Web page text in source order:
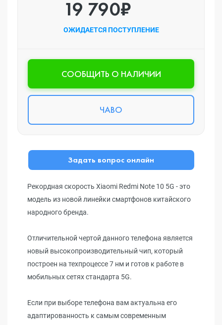
19 790₽
ОЖИДАЕТСЯ ПОСТУПЛЕНИЕ
CООБЩИТЬ О НАЛИЧИИ
ЧАВО
Задать вопрос онлайн
Рекордная скорость Xiaomi Redmi Note 10 5G - это
модель из новой линейки смартфонов китайского
народного бренда.
Отличительной чертой данного телефона является
новый высокопроизводительный чип, который
построен на техпроцессе 7 нм и готов к работе в
мобильных сетях стандарта 5G.
Если при выборе телефона вам актуальна его
адаптированность к самым современным